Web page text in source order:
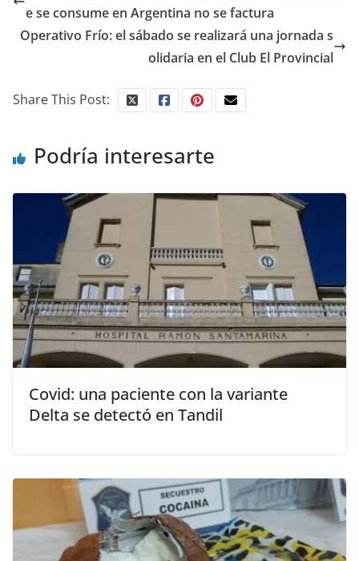
e se consume en Argentina no se factura
Operativo Frío: el sábado se realizará una jornada s
olidaria en el Club El Provincial
Share This Post:
Podría interesarte
Covid: una paciente con la variante
Delta se detectó en Tandil